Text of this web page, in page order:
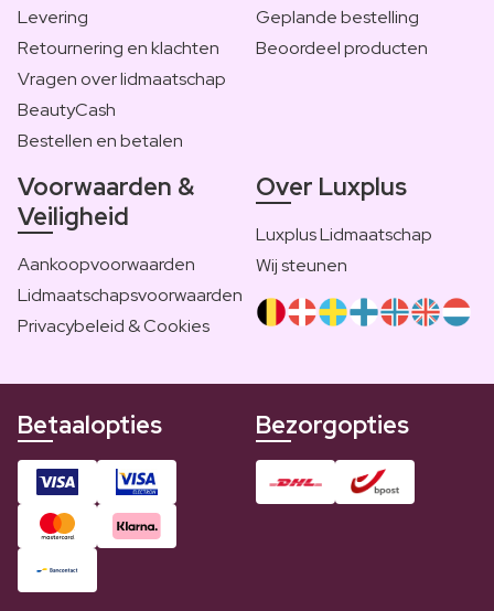
Levering
Retournering en klachten
Vragen over lidmaatschap
BeautyCash
Bestellen en betalen
Geplande bestelling
Beoordeel producten
Voorwaarden &
Veiligheid
Aankoopvoorwaarden
Lidmaatschapsvoorwaarden
Privacybeleid & Cookies
Over Luxplus
Luxplus Lidmaatschap
Wij steunen
Betaalopties Bezorgopties